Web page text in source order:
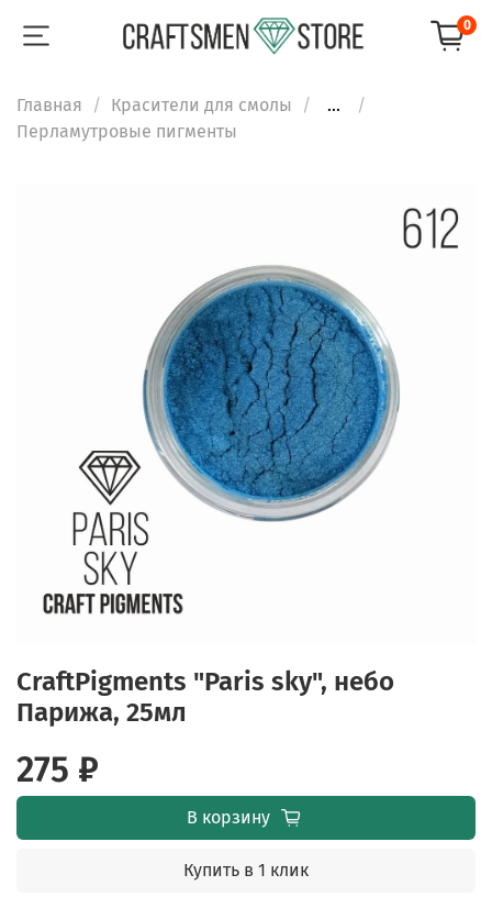
0
Главная Красители для смолы
...
Перламутровые пигменты
CraftPigments "Paris sky", небо
Парижа, 25мл
275 ₽
В корзину
Купить в 1 клик